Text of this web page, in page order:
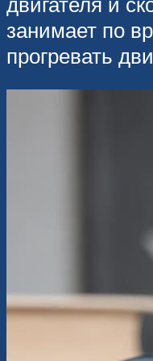
занимает по
прогревать